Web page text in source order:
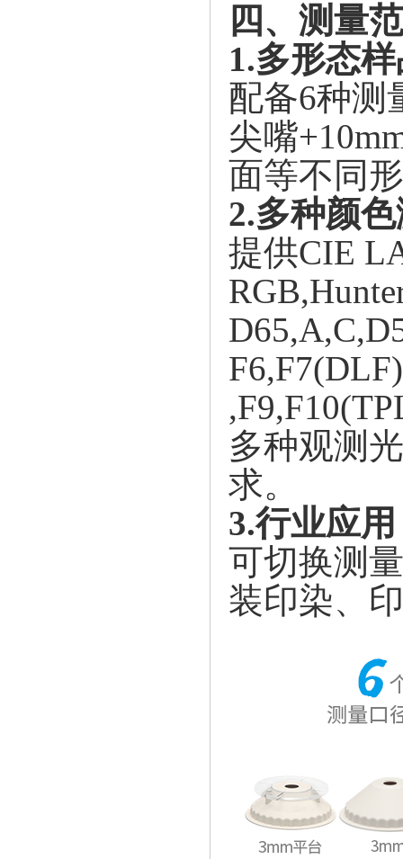
四、测量
1.多形态
配备6种测
尖嘴
面等不同
2.多种颜
提供CIE
多种观测
求。
3.行业应用
可切换测
装印染、